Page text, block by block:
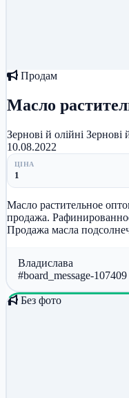
Продам
Масло
Зернові й олійні Зернові
10.08.2022
ЦІНА
1
Масло растительное
продажа.
Продажа масла
Владислава
#board_message-107409
Без фото